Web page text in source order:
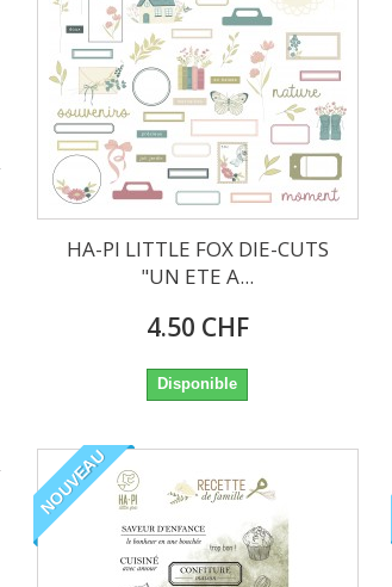
HA-PI LITTLE FOX DIE-CUTS
"UN ETE A...
4.50 CHF
Disponible
NOUVEAU